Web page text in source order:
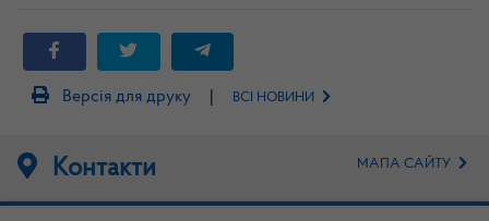
Версія для друку ВСІ НОВИНИ
Контакти МАПА САЙТУ